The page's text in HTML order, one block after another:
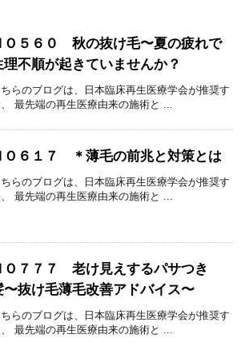
Ｏ５６０ 秋の抜け毛〜夏の疲れで
理不順が起きていませんか？
らのブログは、日本臨床再生医療学会が推奨す
最先端の再生医療由来の施術と ...
Ｏ６１７ ＊薄毛の前兆と対策とは
らのブログは、日本臨床再生医療学会が推奨す
最先端の再生医療由来の施術と ...
Ｏ７７７ 老け見えするパサつき
〜抜け毛薄毛改善アドバイス〜
らのブログは、日本臨床再生医療学会が推奨す
最先端の再生医療由来の施術と ...